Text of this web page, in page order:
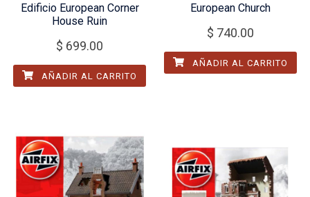
Edificio European Corner
House Ruin
$ 699.00
AÑADIR AL CARRITO
European Church
$ 740.00
AÑADIR AL CARRITO